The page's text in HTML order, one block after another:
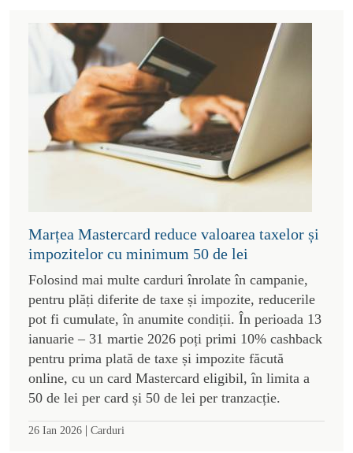
Marțea Mastercard reduce valoarea taxelor și
impozitelor cu minimum 50 de lei
Folosind mai multe carduri înrolate în campanie,
pentru plăți diferite de taxe și impozite, reducerile
pot fi cumulate, în anumite condiții. În perioada 13
ianuarie – 31 martie 2026 poți primi 10% cashback
pentru prima plată de taxe și impozite făcută
online, cu un card Mastercard eligibil, în limita a
50 de lei per card și 50 de lei per tranzacție.
26 Ian 2026 | Carduri